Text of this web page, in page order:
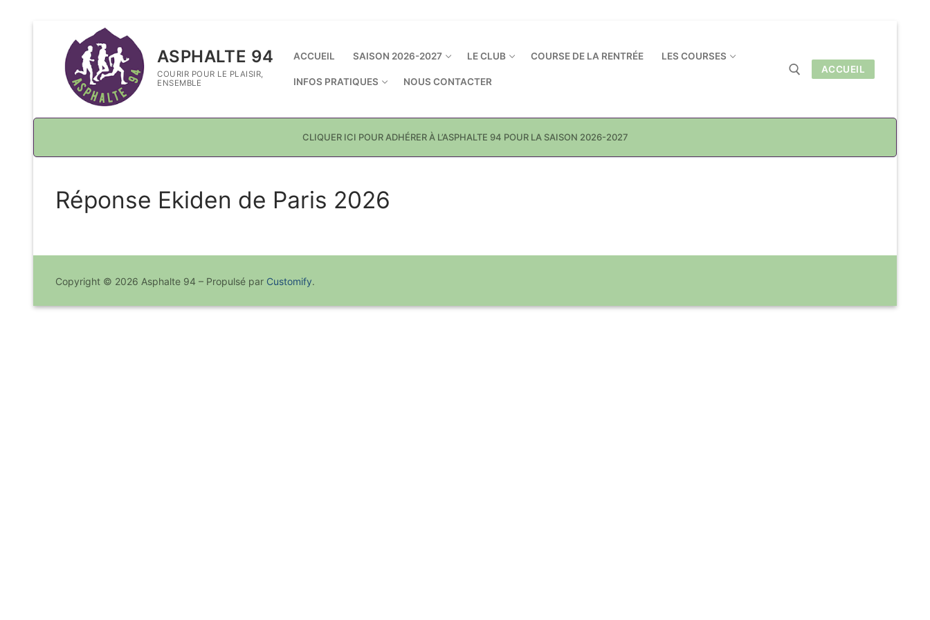
contenu
ASPHALTE 94
COURIR POUR LE PLAISIR,
ENSEMBLE
ACCUEIL SAISON 2026-2027 LE CLUB COURSE DE LA RENTRÉE LES COURSES
INFOS PRATIQUES NOUS CONTACTER
ACCUEIL
CLIQUER ICI POUR ADHÉRER À L’ASPHALTE 94 POUR LA SAISON 2026-2027
Réponse Ekiden de Paris 2026
Copyright © 2026 Asphalte 94 – Propulsé par Customify.